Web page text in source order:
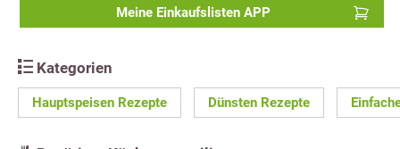
Meine Einkaufslisten APP
Kategorien
Hauptspeisen Rezepte Dünsten Rezepte